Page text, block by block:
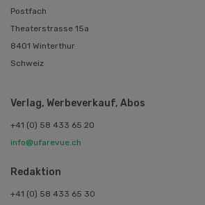
Postfach
Theaterstrasse 15a
8401 Winterthur
Schweiz
Verlag, Werbeverkauf, Abos
+41 (0) 58 433 65 20
info@ufarevue.ch
Redaktion
+41 (0) 58 433 65 30